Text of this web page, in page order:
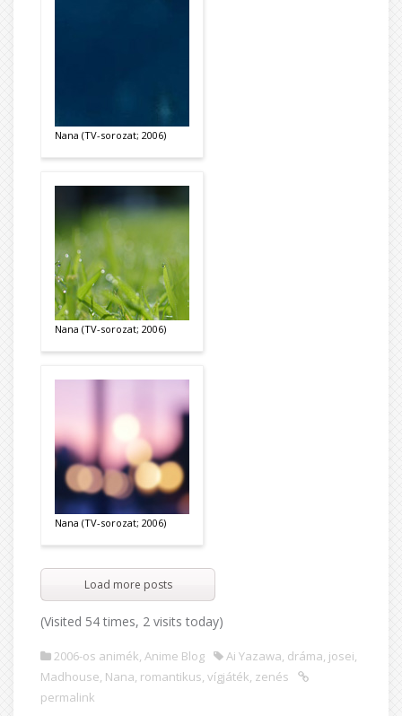
Nana (TV-sorozat; 2006)
Nana (TV-sorozat; 2006)
Nana (TV-sorozat; 2006)
Load more posts
(Visited 54 times, 2 visits today)
2006-os animék, Anime Blog Ai Yazawa, dráma, josei,
Madhouse, Nana, romantikus, vígjáték, zenés
permalink